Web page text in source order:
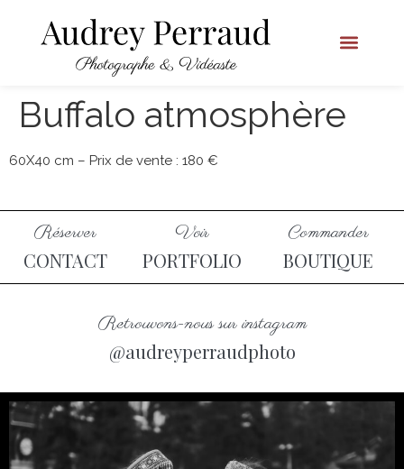
Buffalo atmosphère
60X40 cm – Prix de vente : 180 €
Réserver
CONTACT
Voir
PORTFOLIO
Commander
BOUTIQUE
Retrouvons-nous sur instagram
@audreyperraudphoto